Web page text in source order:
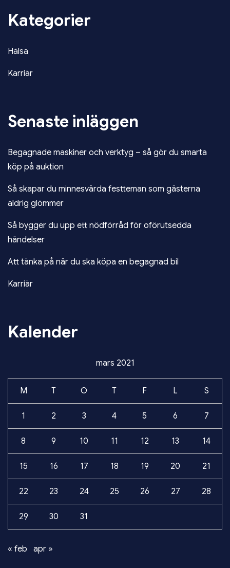
Kategorier
Hälsa
Karriär
Senaste inläggen
Begagnade maskiner och verktyg – så gör du smarta
köp på auktion
Så skapar du minnesvärda festteman som gästerna
aldrig glömmer
Så bygger du upp ett nödförråd för oförutsedda
händelser
Att tänka på när du ska köpa en begagnad bil
Karriär
Kalender
mars 2021
M T O T F L S
1 2 3 4 5 6 7
8 9 10 11 12 13 14
15 16 17 18 19 20 21
22 23 24 25 26 27 28
29 30 31
« feb apr »